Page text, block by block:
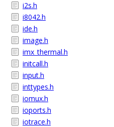
i2s.h
i8042.h
ide.h
image.h
imx_thermal.h
initcall.h
input.h
inttypes.h
iomux.h
ioports.h
iotrace.h